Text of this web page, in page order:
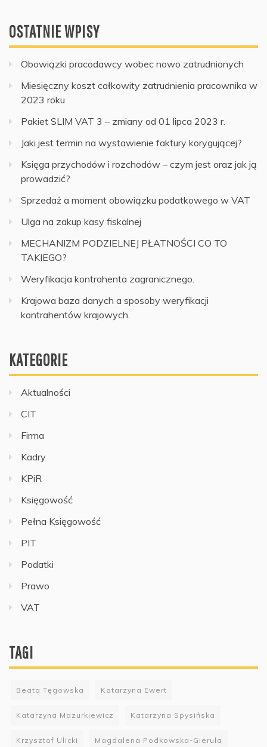
OSTATNIE WPISY
Obowiązki pracodawcy wobec nowo zatrudnionych
Miesięczny koszt całkowity zatrudnienia pracownika w
2023 roku
Pakiet SLIM VAT 3 – zmiany od 01 lipca 2023 r.
Jaki jest termin na wystawienie faktury korygującej?
Księga przychodów i rozchodów – czym jest oraz jak ją
prowadzić?
Sprzedaż a moment obowiązku podatkowego w VAT
Ulga na zakup kasy fiskalnej
MECHANIZM PODZIELNEJ PŁATNOŚCI CO TO
TAKIEGO?
Weryfikacja kontrahenta zagranicznego.
Krajowa baza danych a sposoby weryfikacji
kontrahentów krajowych.
KATEGORIE
Aktualności
CIT
Firma
Kadry
KPiR
Księgowość
Pełna Księgowość
PIT
Podatki
Prawo
VAT
TAGI
Beata Tęgowska Katarzyna Ewert
Katarzyna Mazurkiewicz Katarzyna Spysińska
Krzysztof Ulicki Magdalena Podkowska-Gierula